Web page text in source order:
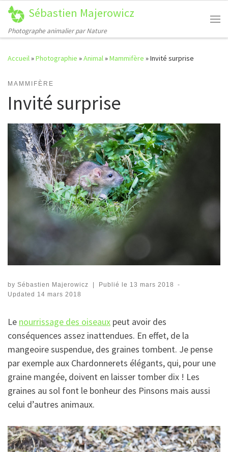
Passer au contenu
Sébastien Majerowicz
Photographe animalier par Nature
Accueil»Photographie »Animal»Mammifère »Invité surprise
MAMMIFÈRE
Invité surprise
by Sébastien Majerowicz | Publié le 13 mars 2018
-
Updated 14 mars 2018
Le nourrissage des oiseaux peut avoir des
conséquences assez inattendues. En effet, de la
mangeoire suspendue, des graines tombent. Je pense
par exemple aux Chardonnerets élégants, qui, pour une
graine mangée, doivent en laisser tomber dix ! Les
graines au sol font le bonheur des Pinsons mais aussi
celui d’autres animaux.